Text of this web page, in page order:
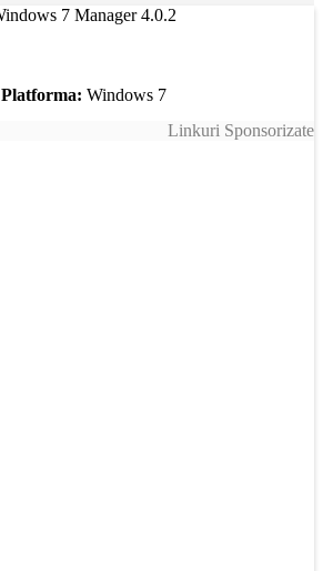
Platforma: Windows 7
Linkuri Sponsorizate